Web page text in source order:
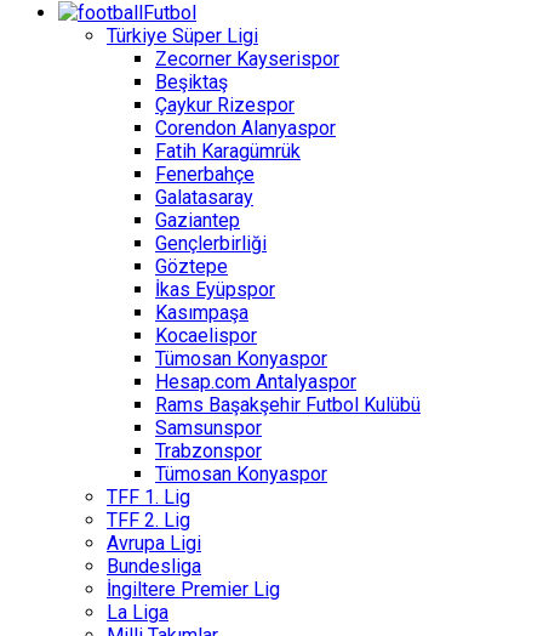
Futbol
Türkiye Süper Ligi
Zecorner Kayserispor
Beşiktaş
Çaykur Rizespor
Corendon Alanyaspor
Fatih Karagümrük
Fenerbahçe
Galatasaray
Gaziantep
Gençlerbirliği
Göztepe
İkas Eyüpspor
Kasımpaşa
Kocaelispor
Tümosan Konyaspor
Hesap.com Antalyaspor
Rams Başakşehir Futbol Kulübü
Samsunspor
Trabzonspor
Tümosan Konyaspor
TFF 1. Lig
TFF 2. Lig
Avrupa Ligi
Bundesliga
İngiltere Premier Lig
La Liga